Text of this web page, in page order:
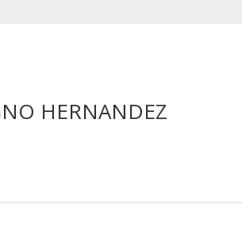
HERNANDEZ